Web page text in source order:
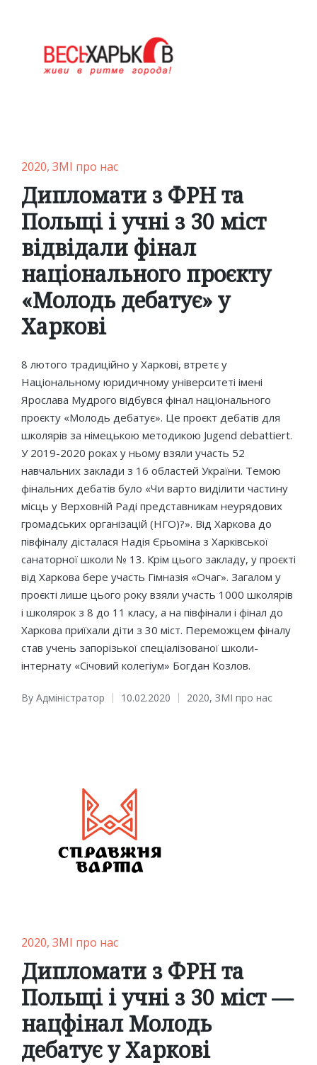
Posted
in
2020 ЗМІ про нас
Дипломати з ФРН та
Польщі і учні з 30 міст
відвідали фінал
національного проєкту
«Молодь дебатує» у
Харкові
8 лютого традиційно у Харкові, втретє у
Національному юридичному університеті імені
Ярослава Мудрого відбувся фінал національного
проєкту «Молодь дебатує». Це проєкт дебатів для
школярів за німецькою методикою Jugend debattiert.
У 2019-2020 роках у ньому взяли участь 52
навчальних заклади з 16 областей України. Темою
фінальних дебатів було «Чи варто виділити частину
місць у Верховній Раді представникам неурядових
громадських організацій (НГО)?». Від Харкова до
півфіналу дісталася Надія Єрьоміна з Харківської
санаторної школи № 13. Крім цього закладу, у проєкті
від Харкова бере участь Гімназія «Очаг». Загалом у
проєкті лише цього року взяли участь 1000 школярів
і школярок з 8 до 11 класу, а на півфінали і фінал до
Харкова приїхали діти з 30 міст. Переможцем фіналу
став учень запорізької спеціалізованої школи-
інтернату «Січовий колегіум» Богдан Козлов.
Posted
By Адміністратор 10.02.2020
Posted
2020, ЗМІ про нас
Posted
in
2020 ЗМІ про нас
Дипломати з ФРН та
Польщі і учні з 30 міст —
нацфінал Молодь
дебатує у Харкові